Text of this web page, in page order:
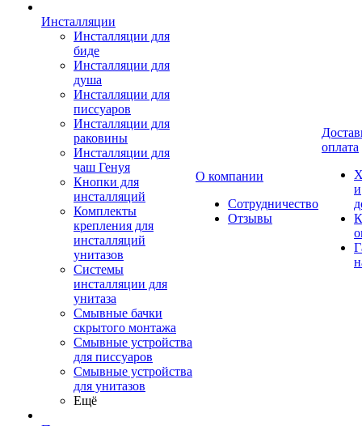
Инсталляции
Инсталляции для
биде
Инсталляции для
душа
Инсталляции для
писсуаров
Инсталляции для
раковины
Инсталляции для
чаш Генуя
Кнопки для
инсталляций
Комплекты
крепления для
инсталляций
унитазов
Системы
инсталляции для
унитаза
Смывные бачки
скрытого монтажа
Смывные устройства
для писсуаров
Смывные устройства
для унитазов
Ещё
О компании
Сотрудничество
Отзывы
оплата
и